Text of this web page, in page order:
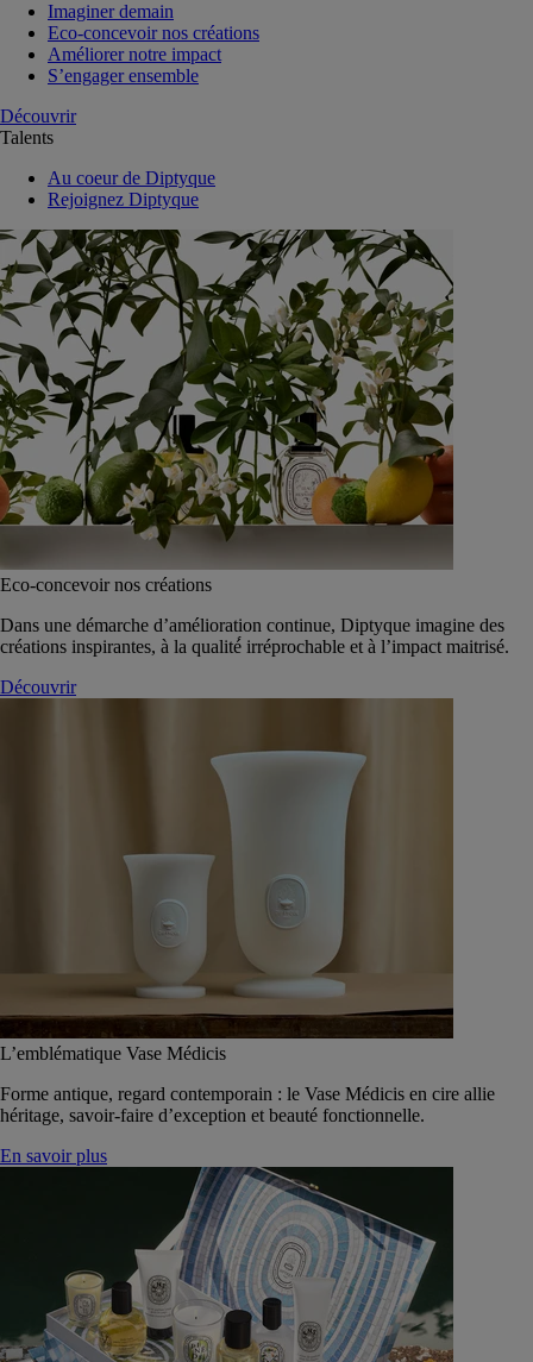
Imaginer demain
Eco-concevoir nos créations
Améliorer notre impact
S’engager ensemble
Découvrir
Talents
Au coeur de Diptyque
Rejoignez Diptyque
Eco-concevoir nos créations
Dans une démarche d’amélioration continue, Diptyque imagine des
créations inspirantes, à la qualité́ irréprochable et à l’impact maitrisé.
Découvrir
L’emblématique Vase Médicis
Forme antique, regard contemporain : le Vase Médicis en cire allie
héritage, savoir-faire d’exception et beauté fonctionnelle.
En savoir plus